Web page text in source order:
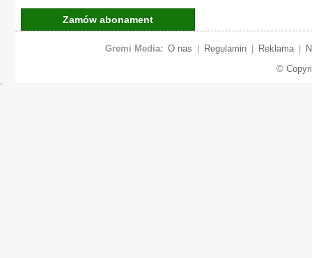
Zamów abonament
Gremi Media: O nas Regulamin Reklama
©